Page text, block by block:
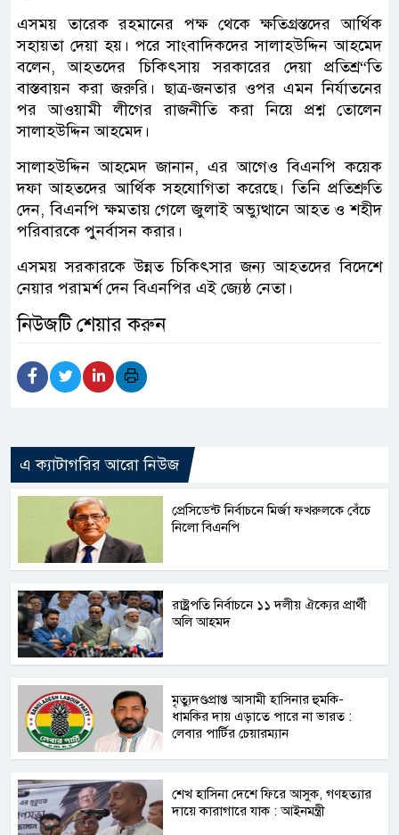
এসময় তারেক রহমানের পক্ষ থেকে ক্ষতিগ্রস্তদের আর্থিক
সহায়তা দেয়া হয়। পরে সাংবাদিকদের সালাহউদ্দিন আহমেদ
বলেন, আহতদের চিকিৎসায় সরকারের দেয়া প্রতিশ্র“তি
বাস্তবায়ন করা জরুরি। ছাত্র-জনতার ওপর এমন নির্যাতনের
পর আওয়ামী লীগের রাজনীতি করা নিয়ে প্রশ্ন তোলেন
সালাহউদ্দিন আহমেদ।
সালাহউদ্দিন আহমেদ জানান, এর আগেও বিএনপি কয়েক
দফা আহতদের আর্থিক সহযোগিতা করেছে। তিনি প্রতিশ্রুতি
দেন, বিএনপি ক্ষমতায় গেলে জুলাই অভ্যুত্থানে আহত ও শহীদ
পরিবারকে পুনর্বাসন করার।
এসময় সরকারকে উন্নত চিকিৎসার জন্য আহতদের বিদেশে
নেয়ার পরামর্শ দেন বিএনপির এই জ্যেষ্ঠ নেতা।
নিউজটি শেয়ার করুন
এ ক্যাটাগরির আরো নিউজ
প্রেসিডেন্ট নির্বাচনে মির্জা ফখরুলকে বেঁচে
নিলো বিএনপি
রাষ্ট্রপতি নির্বাচনে ১১ দলীয় ঐক্যের প্রার্থী
অলি আহমদ
মৃত্যুদণ্ডপ্রাপ্ত আসামী হাসিনার হুমকি-
ধামকির দায় এড়াতে পারে না ভারত :
লেবার পার্টির চেয়ারম্যান
শেখ হাসিনা দেশে ফিরে আসুক, গণহত্যার
দায়ে কারাগারে যাক : আইনমন্ত্রী